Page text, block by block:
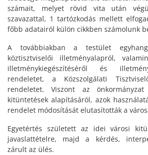
számait, melyet rövid vita után
szavazattal, 1 tartózkodás mellett
főbb adatairól külön cikkben számolunk
A továbbiakban a testület
köztisztviselői illetményalapról,
illetménykiegészítéséről és
rendeletet, a Közszolgálati
rendeletet. Viszont az
kitüntetések alapításáról, azok
rendelet módosítását elutasították a
Egyetértés született az idei városi
javaslattételre, majd a kérdés,
zárult az ülés.